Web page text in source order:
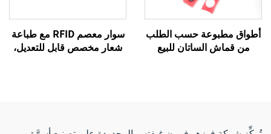
أطواق مطبوعة حسب الطلب
من قماش الساتان للبيع
سوار معصم RFID مع طباعة
شعار مخصص قابل للتعديل،